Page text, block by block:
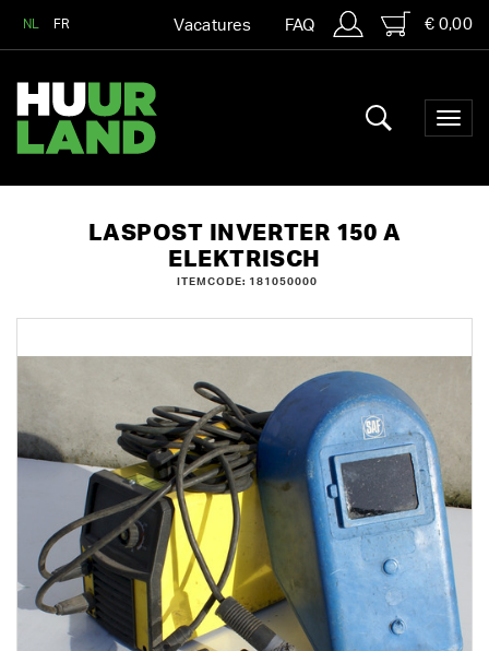
NL FR Vacatures FAQ € 0,00
LASPOST INVERTER 150 A
ELEKTRISCH
ITEMCODE: 181050000